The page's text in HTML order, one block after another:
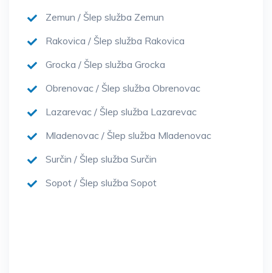
Zemun / Šlep služba Zemun
Rakovica / Šlep služba Rakovica
Grocka / Šlep služba Grocka
Obrenovac / Šlep služba Obrenovac
Lazarevac / Šlep služba Lazarevac
Mladenovac / Šlep služba Mladenovac
Surčin / Šlep služba Surčin
Sopot / Šlep služba Sopot